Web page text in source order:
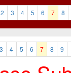
2 3 4 5 6 7 8
3 4 5 6 7 8 9